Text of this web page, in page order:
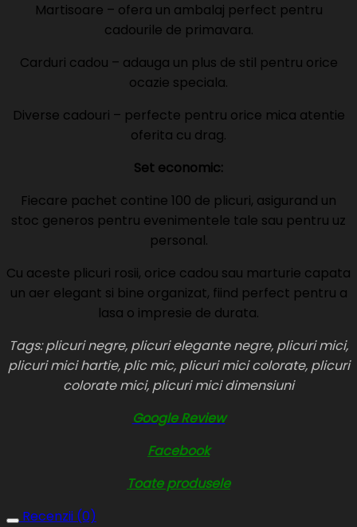
Martisoare – ofera un ambalaj perfect pentru
cadourile de primavara.
Carduri cadou – adauga un plus de stil pentru orice
ocazie speciala.
Diverse cadouri – perfecte pentru orice mica atentie
oferita cu drag.
Set economic:
Fiecare pachet contine 100 de plicuri, asigurand un
stoc generos pentru evenimentele tale sau pentru uz
personal.
Cu aceste plicuri rosii, orice cadou sau marturie capata
un aer elegant si bine organizat, fiind perfect pentru a
lasa o impresie de durata.
Tags: plicuri negre, plicuri elegante negre, plicuri mici,
plicuri mici hartie, plic mic, plicuri mici colorate, plicuri
colorate mici, plicuri mici dimensiuni
Google Review
Facebook
Toate produsele
Recenzii (0)